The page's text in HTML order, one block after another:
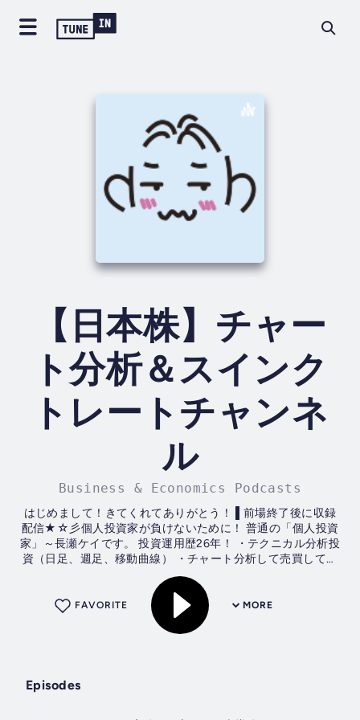
【日本株】チャー
ト分析＆スインク
トレートチャンネ
ル
Business & Economics Podcasts
はじめまして！きてくれてありがとう！ ▌前場終了後に収録
配信★☆彡個人投資家が負けないために！ 普通の「個人投資
家」～長瀬ケイです。 投資運用歴26年！ ・テクニカル分析投
資（日足、週足、移動曲線） ・チャート分析して売買してい
ます。 ・日経平均株価から今後＆後場を探る ・個別銘柄の仕
込み時、売り時を探る ・投資法、年代別の投資スタンスの考
え方 ◆基本スタンス◆ 配当金での収益をベースにコツコツ投
資・・・ですが、 それでは面白くない。...
MORE
FAVORITE
Episodes